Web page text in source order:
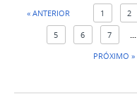
« ANTERIOR 1 2
5 6 7 ...
PRÓXIMO »